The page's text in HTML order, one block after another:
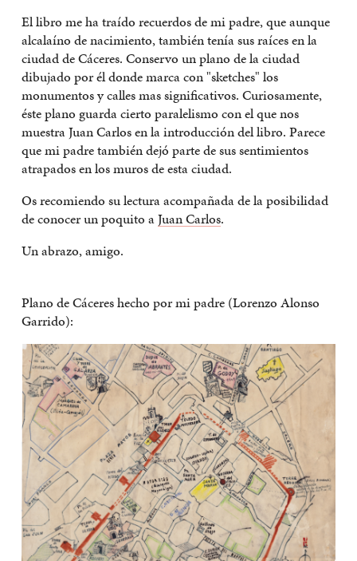
El libro me ha traído recuerdos de mi padre, que aunque
alcalaíno de nacimiento, también tenía sus raíces en la
ciudad de Cáceres. Conservo un plano de la ciudad
dibujado por él donde marca con "sketches" los
monumentos y calles mas significativos. Curiosamente,
éste plano guarda cierto paralelismo con el que nos
muestra Juan Carlos en la introducción del libro. Parece
que mi padre también dejó parte de sus sentimientos
atrapados en los muros de esta ciudad.
Os recomiendo su lectura acompañada de la posibilidad
de conocer un poquito aJuan Carlos.
Un abrazo, amigo.
Plano de Cáceres hecho por mi padre (Lorenzo Alonso
Garrido):